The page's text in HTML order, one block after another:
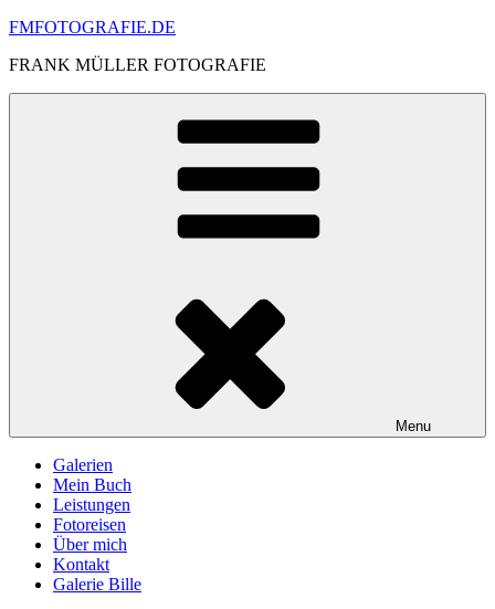
Skip
content
FMFOTOGRAFIE.DE
FRANK MÜLLER FOTOGRAFIE
Menu
Galerien
Mein Buch
Leistungen
Fotoreisen
Über mich
Kontakt
Galerie Bille